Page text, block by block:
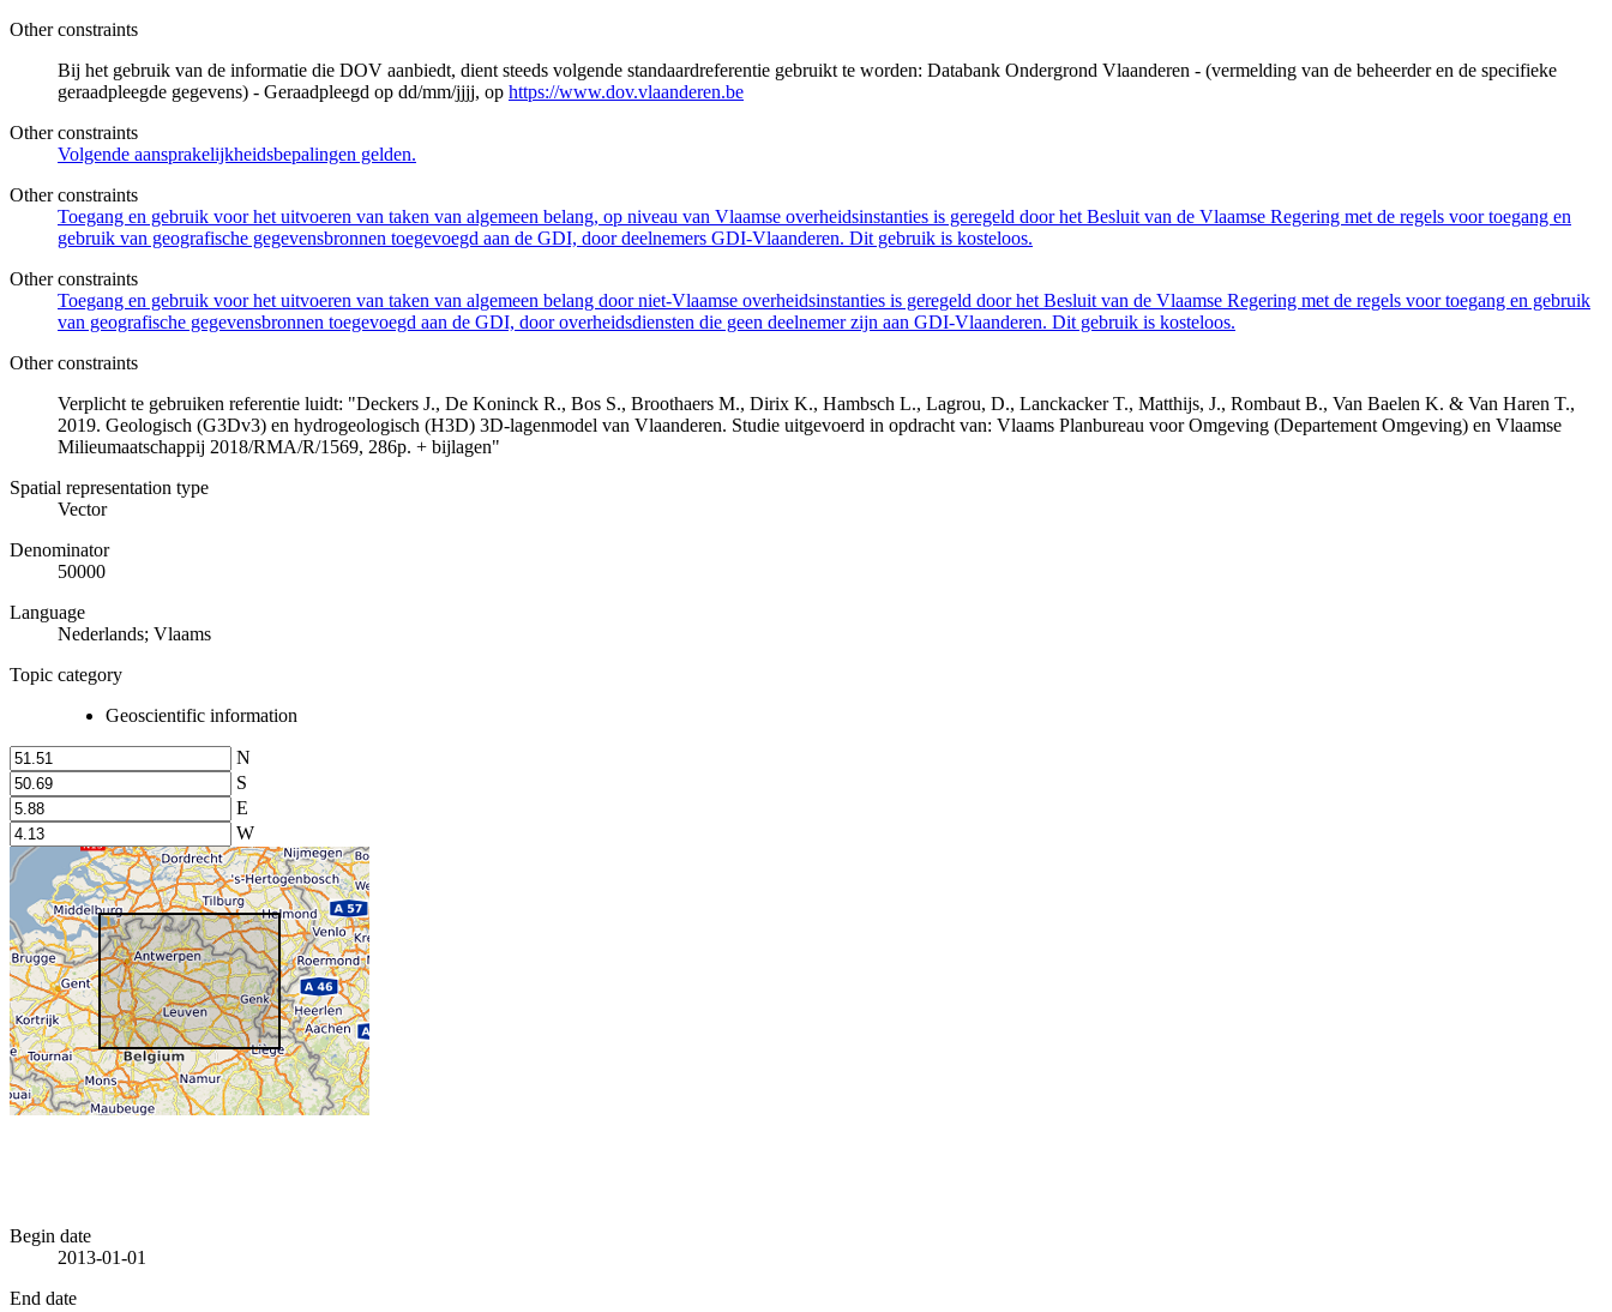
Other constraints
Bij het gebruik van de informatie die DOV aanbiedt, dient steeds volgende standaardreferentie gebruikt te worden: Databank Ondergrond Vlaanderen - (vermelding van de beheerder en de specifieke
geraadpleegde gegevens) - Geraadpleegd op dd/mm/jjjj, op https://www.dov.vlaanderen.be
Other constraints
Volgende aansprakelijkheidsbepalingen gelden.
Other constraints
Toegang en gebruik voor het uitvoeren van taken van algemeen belang, op niveau van Vlaamse overheidsinstanties is geregeld door het Besluit van de Vlaamse Regering met de regels voor toegang en
gebruik van geografische gegevensbronnen toegevoegd aan de GDI, door deelnemers GDI-Vlaanderen. Dit gebruik is kosteloos.
Other constraints
Toegang en gebruik voor het uitvoeren van taken van algemeen belang door niet-Vlaamse overheidsinstanties is geregeld door het Besluit van de Vlaamse Regering met de regels voor toegang en gebruik
van geografische gegevensbronnen toegevoegd aan de GDI, door overheidsdiensten die geen deelnemer zijn aan GDI-Vlaanderen. Dit gebruik is kosteloos.
Other constraints
Verplicht te gebruiken referentie luidt: "Deckers J., De Koninck R., Bos S., Broothaers M., Dirix K., Hambsch L., Lagrou, D., Lanckacker T., Matthijs, J., Rombaut B., Van Baelen K. & Van Haren T.,
2019. Geologisch (G3Dv3) en hydrogeologisch (H3D) 3D-lagenmodel van Vlaanderen. Studie uitgevoerd in opdracht van: Vlaams Planbureau voor Omgeving (Departement Omgeving) en Vlaamse
Milieumaatschappij 2018/RMA/R/1569, 286p. + bijlagen"
Spatial representation type
Vector
Denominator
50000
Language
Nederlands; Vlaams
Topic category
Geoscientific information
N
S
E
W
Begin date
2013-01-01
End date